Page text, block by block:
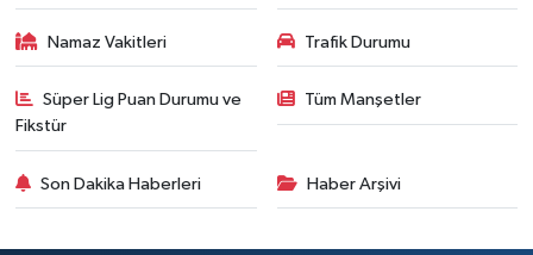
Namaz Vakitleri Trafik Durumu
Süper Lig Puan Durumu ve
Fikstür
Tüm Manşetler
Son Dakika Haberleri Haber Arşivi